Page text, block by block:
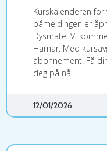
Kurskalenderen for
påmeldingen er
Dysmate. Vi
Hamar. Med
abonnement. Få
deg på nå!
12/01/2026